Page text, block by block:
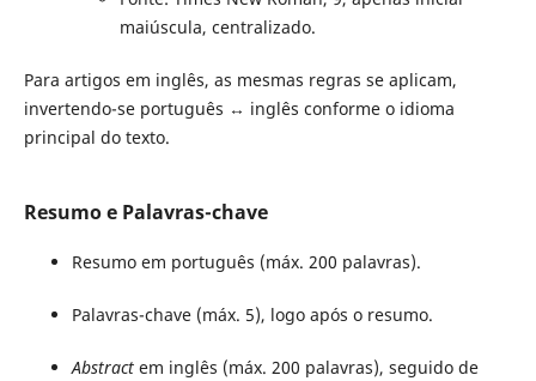
maiúscula, centralizado.
Para artigos em inglês, as mesmas regras se aplicam,
invertendo-se português ↔ inglês conforme o idioma
principal do texto.
Resumo e Palavras-chave
Resumo em português (máx. 200 palavras).
Palavras-chave (máx. 5), logo após o resumo.
Abstractem inglês (máx. 200 palavras), seguido de